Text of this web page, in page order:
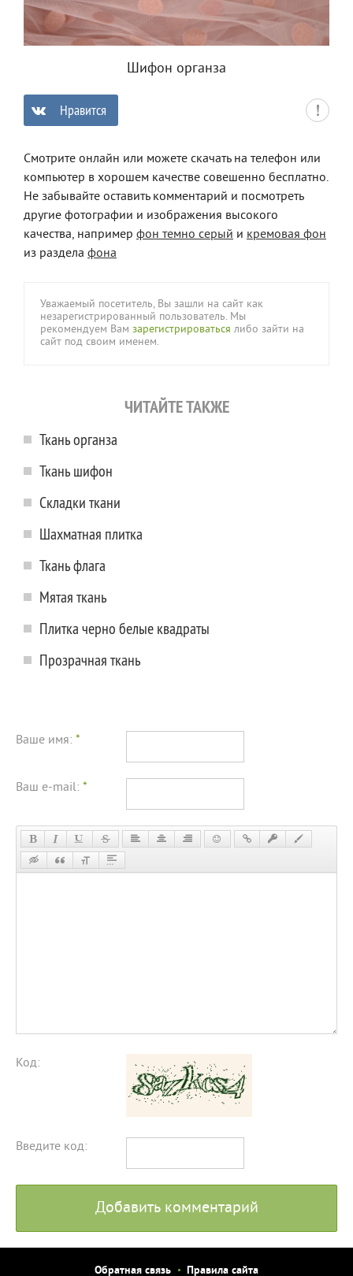
Шифон органза
Нравится
Смотрите онлайн или можете скачать на телефон или
компьютер в хорошем качестве совешенно бесплатно.
Не забывайте оставить комментарий и посмотреть
другие фотографии и изображения высокого
качества, например фон темно серый и кремовая фон
из раздела фона
Уважаемый посетитель, Вы зашли на сайт как
незарегистрированный пользователь. Мы
рекомендуем Вам зарегистрироваться либо зайти на
сайт под своим именем.
ЧИТАЙТЕ ТАКЖЕ
Ткань органза
Ткань шифон
Складки ткани
Шахматная плитка
Ткань флага
Мятая ткань
Плитка черно белые квадраты
Прозрачная ткань
Ваше имя: *
Ваш e-mail: *
Код:
Введите код:
Добавить комментарий
Обратная связь Правила сайта